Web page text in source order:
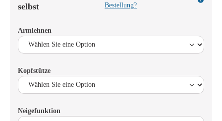
selbst
Bestellung?
Armlehnen
Kopfstütze
Neigefunktion